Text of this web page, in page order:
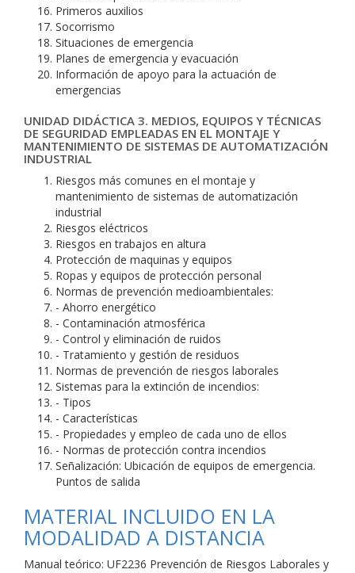
Primeros auxilios
Socorrismo
Situaciones de emergencia
Planes de emergencia y evacuación
Información de apoyo para la actuación de
emergencias
UNIDAD DIDÁCTICA 3. MEDIOS, EQUIPOS Y TÉCNICAS
DE SEGURIDAD EMPLEADAS EN EL MONTAJE Y
MANTENIMIENTO DE SISTEMAS DE AUTOMATIZACIÓN
INDUSTRIAL
Riesgos más comunes en el montaje y
mantenimiento de sistemas de automatización
industrial
Riesgos eléctricos
Riesgos en trabajos en altura
Protección de maquinas y equipos
Ropas y equipos de protección personal
Normas de prevención medioambientales:
- Ahorro energético
- Contaminación atmosférica
- Control y eliminación de ruidos
- Tratamiento y gestión de residuos
Normas de prevención de riesgos laborales
Sistemas para la extinción de incendios:
- Tipos
- Características
- Propiedades y empleo de cada uno de ellos
- Normas de protección contra incendios
Señalización: Ubicación de equipos de emergencia.
Puntos de salida
MATERIAL INCLUIDO EN LA
MODALIDAD A DISTANCIA
Manual teórico: UF2236 Prevención de Riesgos Laborales y